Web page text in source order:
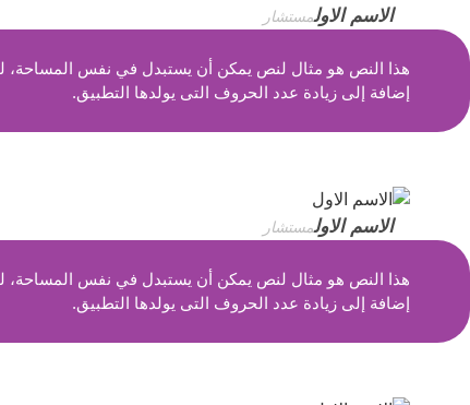
الاسم الاولمستشار
هذا النص هو مثال لنص يمكن أن يستبدل في نفس المساحة،
إضافة إلى زيادة عدد الحروف التى يولدها التطبيق.
الاسم الاولمستشار
هذا النص هو مثال لنص يمكن أن يستبدل في نفس المساحة،
إضافة إلى زيادة عدد الحروف التى يولدها التطبيق.